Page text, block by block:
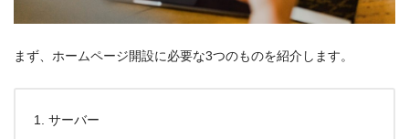
まず、ホームページ開設に必要な3つのものを紹介します。
サーバー